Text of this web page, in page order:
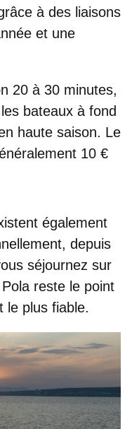
à des liaisons
et une
20 à 30 minutes,
bateaux à fond
haute saison. Le
10 €
également
depuis
séjournez sur
reste le point
le plus fiable.